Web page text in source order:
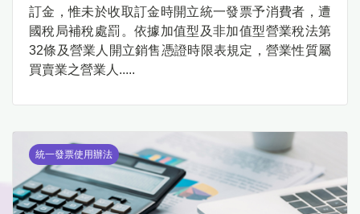
訂金，惟未於收取訂金時開立統一發票予消費者，遭
國稅局補稅處罰。依據加值型及非加值型營業稅法第
32條及營業人開立銷售憑證時限表規定，營業性質屬
買賣業之營業人.....
統一發票使用辦法